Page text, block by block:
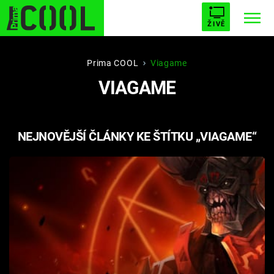
ŽIVĚ
STARHOUSE BUFFY, PŘEMOŽITELKA UPÍRŮ
PLNEJ KOTEL AVENGERS 5
Filmy
Seriály
Prima COOL Viagame
VIAGAME
NEJNOVĚJŠÍ ČLÁNKY KE ŠTÍTKU „VIAGAME“